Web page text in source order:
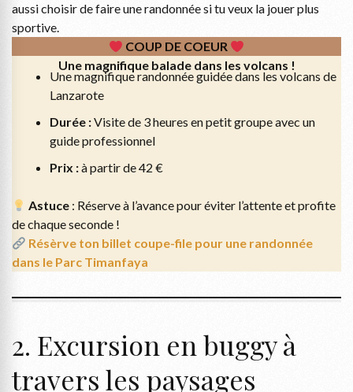
aussi choisir de faire une randonnée si tu veux la jouer plus
sportive.
COUP DE COEUR
Une magnifique balade dans les volcans !
Une magnifique randonnée guidée dans les volcans de
Lanzarote
Durée :Visite de 3 heures en petit groupe avec un
guide professionnel
Prix :à partir de 42 €
Astuce : Réserve à l’avance pour éviter l’attente et profite
de chaque seconde !
Résèrve ton billet coupe-file pour une randonnée
dans le Parc Timanfaya
2. Excursion en buggy à
travers les paysages